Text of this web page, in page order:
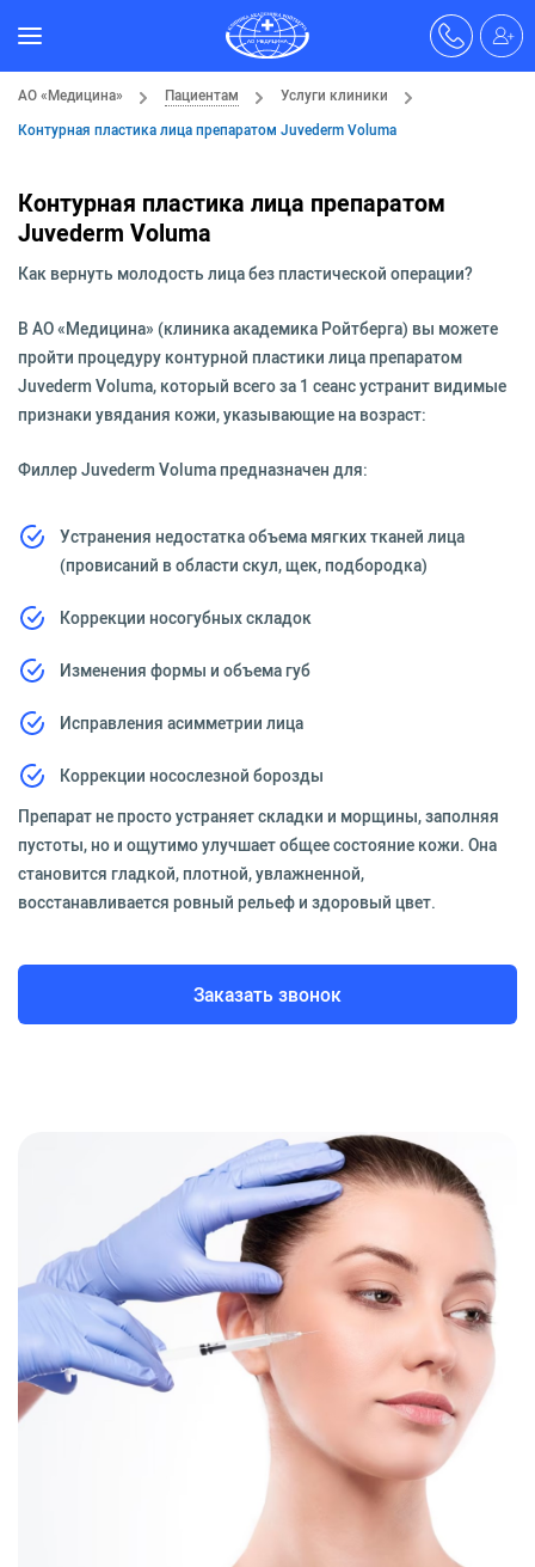
АО «Медицина» Пациентам
Услуги клиники
Контурная пластика лица препаратом Juvederm Voluma
Контурная пластика лица препаратом
Juvederm Voluma
Как вернуть молодость лица без пластической операции?
В АО «Медицина» (клиника академика Ройтберга) вы можете
пройти процедуру контурной пластики лица препаратом
Juvederm Voluma, который всего за 1 сеанс устранит видимые
признаки увядания кожи, указывающие на возраст:
Филлер Juvederm Voluma предназначен для:
Устранения недостатка объема мягких тканей лица
(провисаний в области скул, щек, подбородка)
Коррекции носогубных складок
Изменения формы и объема губ
Исправления асимметрии лица
Коррекции носослезной борозды
Препарат не просто устраняет складки и морщины, заполняя
пустоты, но и ощутимо улучшает общее состояние кожи. Она
становится гладкой, плотной, увлажненной,
восстанавливается ровный рельеф и здоровый цвет.
Заказать звонок